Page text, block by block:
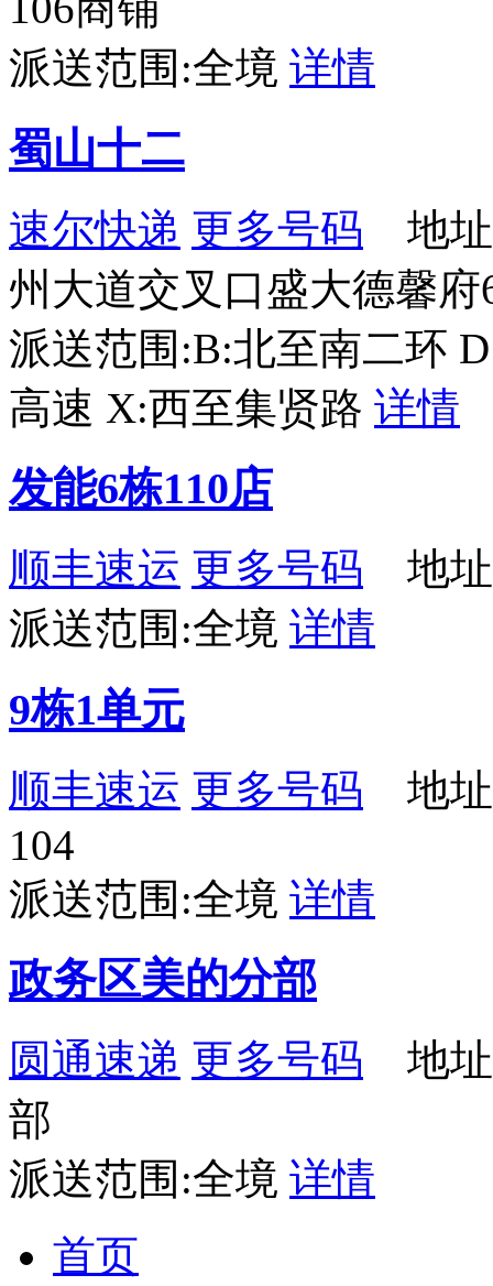
派送范围:全境 详情
蜀山十二
速尔快递 更多号码 地址
州大道交叉口盛大德馨府
派送范围:B:北至南二环
高速 X:西至集贤路 详情
发能6栋110店
顺丰速运 更多号码 地址
派送范围:全境 详情
9栋1单元
顺丰速运 更多号码 地址
104
派送范围:全境 详情
政务区美的分部
圆通速递 更多号码 地址
部
派送范围:全境 详情
首页